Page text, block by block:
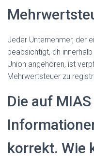
Jeder Unternehmer, der
beabsichtigt, dh
Union angehören, ist
Mehrwertsteuer zu
Die auf
korrekt. Wie